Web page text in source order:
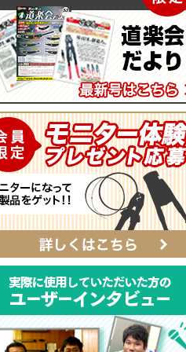
電工ジョイント
自動ポンチ
全ネジレンチ・ソケット
LEDライト
カチッとホルダー
SmartShuttoシリーズ
ソフトフィットシリーズ
SmartEdgeシリーズ
ハイクオリティ・レザーシリーズ
レザーシリーズ ナチュラル&ブラック
タイプ
ベルト
αシリーズ
タフロン電工ポケット
ハンマーホルダー